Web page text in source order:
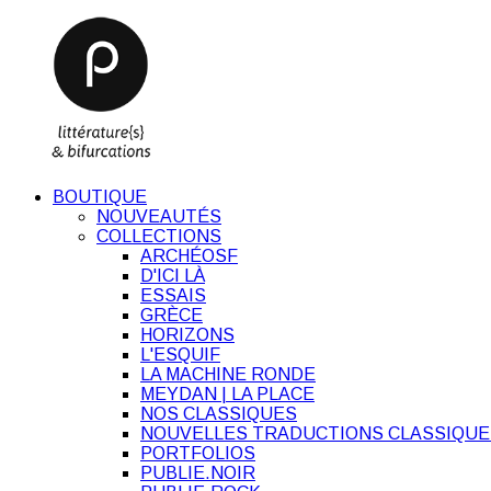
BOUTIQUE
NOUVEAUTÉS
COLLECTIONS
ARCHÉOSF
D'ICI LÀ
ESSAIS
GRÈCE
HORIZONS
L'ESQUIF
LA MACHINE RONDE
MEYDAN | LA PLACE
NOS CLASSIQUES
NOUVELLES TRADUCTIONS
PORTFOLIOS
PUBLIE.NOIR